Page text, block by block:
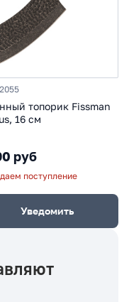
топорик Fissman
16 см
руб
поступление
Уведомить